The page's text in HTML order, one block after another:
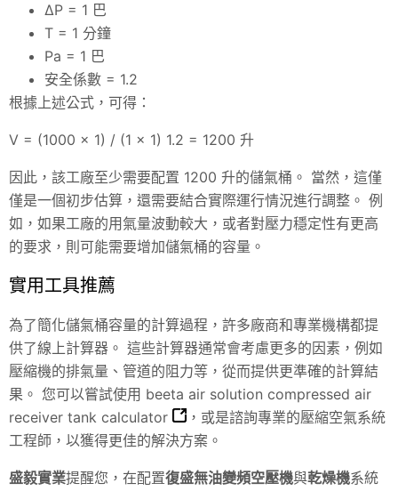
ΔP = 1 巴
T = 1 分鐘
Pa = 1 巴
安全係數 = 1.2
根據上述公式，可得：
V = (1000 x 1) / (1 x 1) 1.2 = 1200 升
因此，該工廠至少需要配置 1200 升的儲氣桶。 當然，這僅
僅是一個初步估算，還需要結合實際運行情況進行調整。 例
如，如果工廠的用氣量波動較大，或者對壓力穩定性有更高
的要求，則可能需要增加儲氣桶的容量。
實用工具推薦
為了簡化儲氣桶容量的計算過程，許多廠商和專業機構都提
供了線上計算器。 這些計算器通常會考慮更多的因素，例如
壓縮機的排氣量、管道的阻力等，從而提供更準確的計算結
果。 您可以嘗試使用 beeta air solution compressed air
receiver tank calculator
，或是諮詢專業的壓縮空氣系統
工程師，以獲得更佳的解決方案。
盛毅實業提醒您，在配置復盛無油變頻空壓機與乾燥機系統